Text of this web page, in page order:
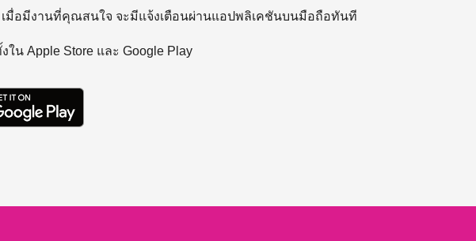
เมื่อมีงานที่คุณสนใจ จะมีแจ้งเตือนผ่านแอปพลิเคชันบนมือถือทันที
น Apple Store และ Google Play